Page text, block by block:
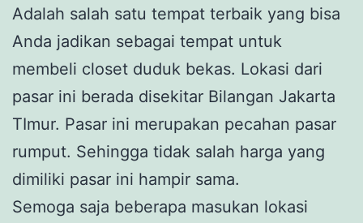
Adalah salah satu tempat terbaik yang bisa
Anda jadikan sebagai tempat untuk
membeli closet duduk bekas. Lokasi dari
pasar ini berada disekitar Bilangan Jakarta
TImur. Pasar ini merupakan pecahan pasar
rumput. Sehingga tidak salah harga yang
dimiliki pasar ini hampir sama.
Semoga saja beberapa masukan lokasi